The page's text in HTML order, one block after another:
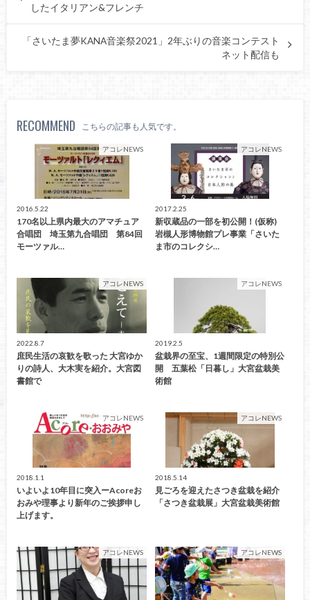
したイタリアン&フレンチ
「さいたま夢KANA音楽祭2021」2年ぶりの音楽コンテスト
ネット配信も
RECOMMEND こちらの記事も人気です。
アコレNEWS
2016.5.22
170名以上県内最大のアマチュア
合唱団 埼玉第九合唱団 第84回
モーツァル…
アコレNEWS
2017.2.25
新収蔵品の一部を初公開！(仮称)
岩槻人形博物館プレ事業「さいた
ま市のコレクシ…
アコレNEWS
2022.8.7
庶民生活の哀歓を歌った 大宮ゆか
りの詩人、大木実を紹介。大宮図
書館で
アコレNEWS
2019.2.5
盆栽界の至宝、1週間限定の特別公
開 五葉松「日暮し」大宮盆栽美
術館
アコレNEWS
2018.1.1
いよいよ10年目に突入ーAcoreお
おみや理事より新年のご挨拶申し
上げます。
アコレNEWS
2018.5.14
見ごろを迎えたさつき盆栽を紹介
「さつき盆栽展」大宮盆栽美術館
アコレNEWS アコレNEWS